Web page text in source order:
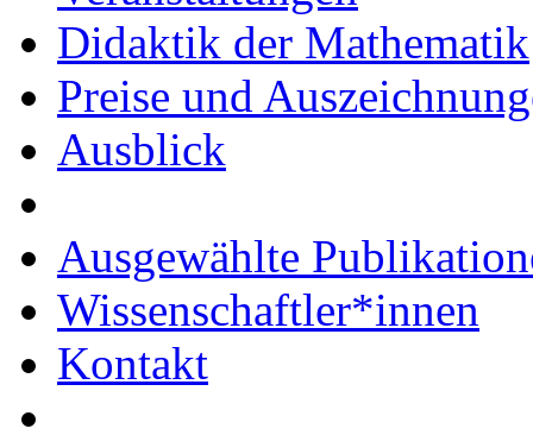
Didaktik der Mathematik
Preise und
Ausblick
Ausgewählte
Wissenschaftler*innen
Kontakt